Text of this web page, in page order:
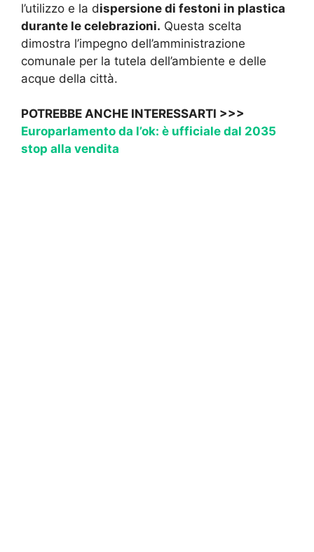
l’utilizzo e la dispersione di festoni in plastica
durante le celebrazioni. Questa scelta
dimostra l’impegno dell’amministrazione
comunale per la tutela dell’ambiente e delle
acque della città.
POTREBBE ANCHE INTERESSARTI >>>
Europarlamento da l’ok: è ufficiale dal 2035
stop alla vendita